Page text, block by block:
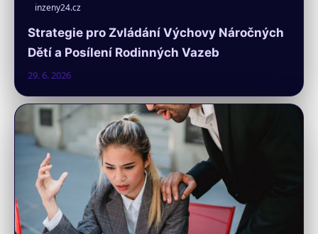
inzeny24.cz
Strategie pro Zvládání Výchovy Náročných
Dětí a Posílení Rodinných Vazeb
29. 6. 2026